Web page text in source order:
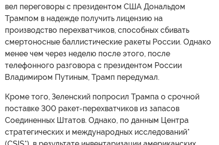
вел переговоры с президентом США Дональдом
Трампом в надежде получить лицензию на
производство перехватчиков, способных сбивать
смертоносные баллистические ракеты России. Однако
менее чем через неделю после этого, после
телефонного разговора с президентом России
Владимиром Путиным, Трамп передумал.
Кроме того, Зеленский попросил Трампа о срочной
поставке 300 ракет-перехватчиков из запасов
Соединенных Штатов. Однако, по данным Центра
стратегических и международных исследований*